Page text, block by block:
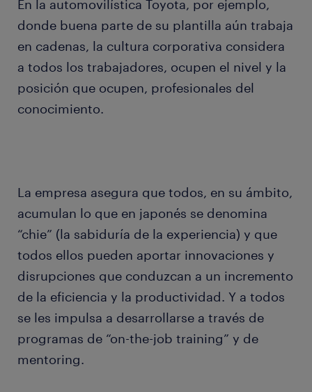
En la automovilística Toyota, por ejemplo,
donde buena parte de su plantilla aún trabaja
en cadenas, la cultura corporativa considera
a todos los trabajadores, ocupen el nivel y la
posición que ocupen, profesionales del
conocimiento.
La empresa asegura que todos, en su ámbito,
acumulan lo que en japonés se denomina
“chie” (la sabiduría de la experiencia) y que
todos ellos pueden aportar innovaciones y
disrupciones que conduzcan a un incremento
de la eficiencia y la productividad. Y a todos
se les impulsa a desarrollarse a través de
programas de “on-the-job training” y de
mentoring.